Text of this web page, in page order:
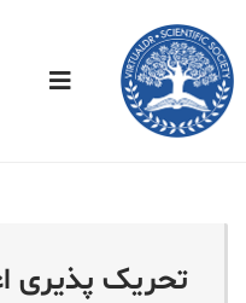
دکتر
تحریک پذیری